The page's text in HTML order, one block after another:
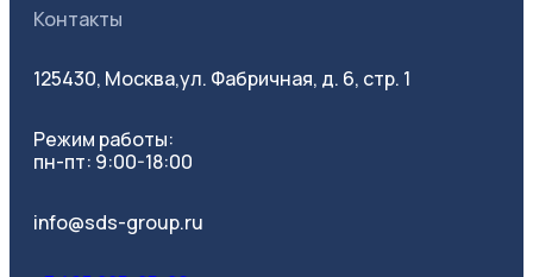
Контакты
125430, Москва,ул. Фабричная, д. 6, стр. 1
Режим работы:
пн-пт: 9:00-18:00
info@sds-group.ru